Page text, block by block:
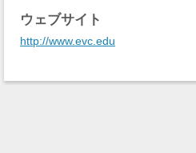
ウェブサイト
http://www.evc.edu